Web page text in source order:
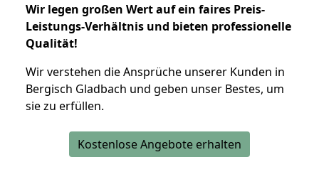
Wir legen großen Wert auf ein faires Preis-
Leistungs-Verhältnis und bieten professionelle
Qualität!
Wir verstehen die Ansprüche unserer Kunden in
Bergisch Gladbach und geben unser Bestes, um
sie zu erfüllen.
Kostenlose Angebote erhalten